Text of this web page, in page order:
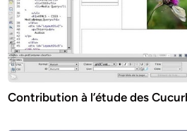
Contribution à l’étude des